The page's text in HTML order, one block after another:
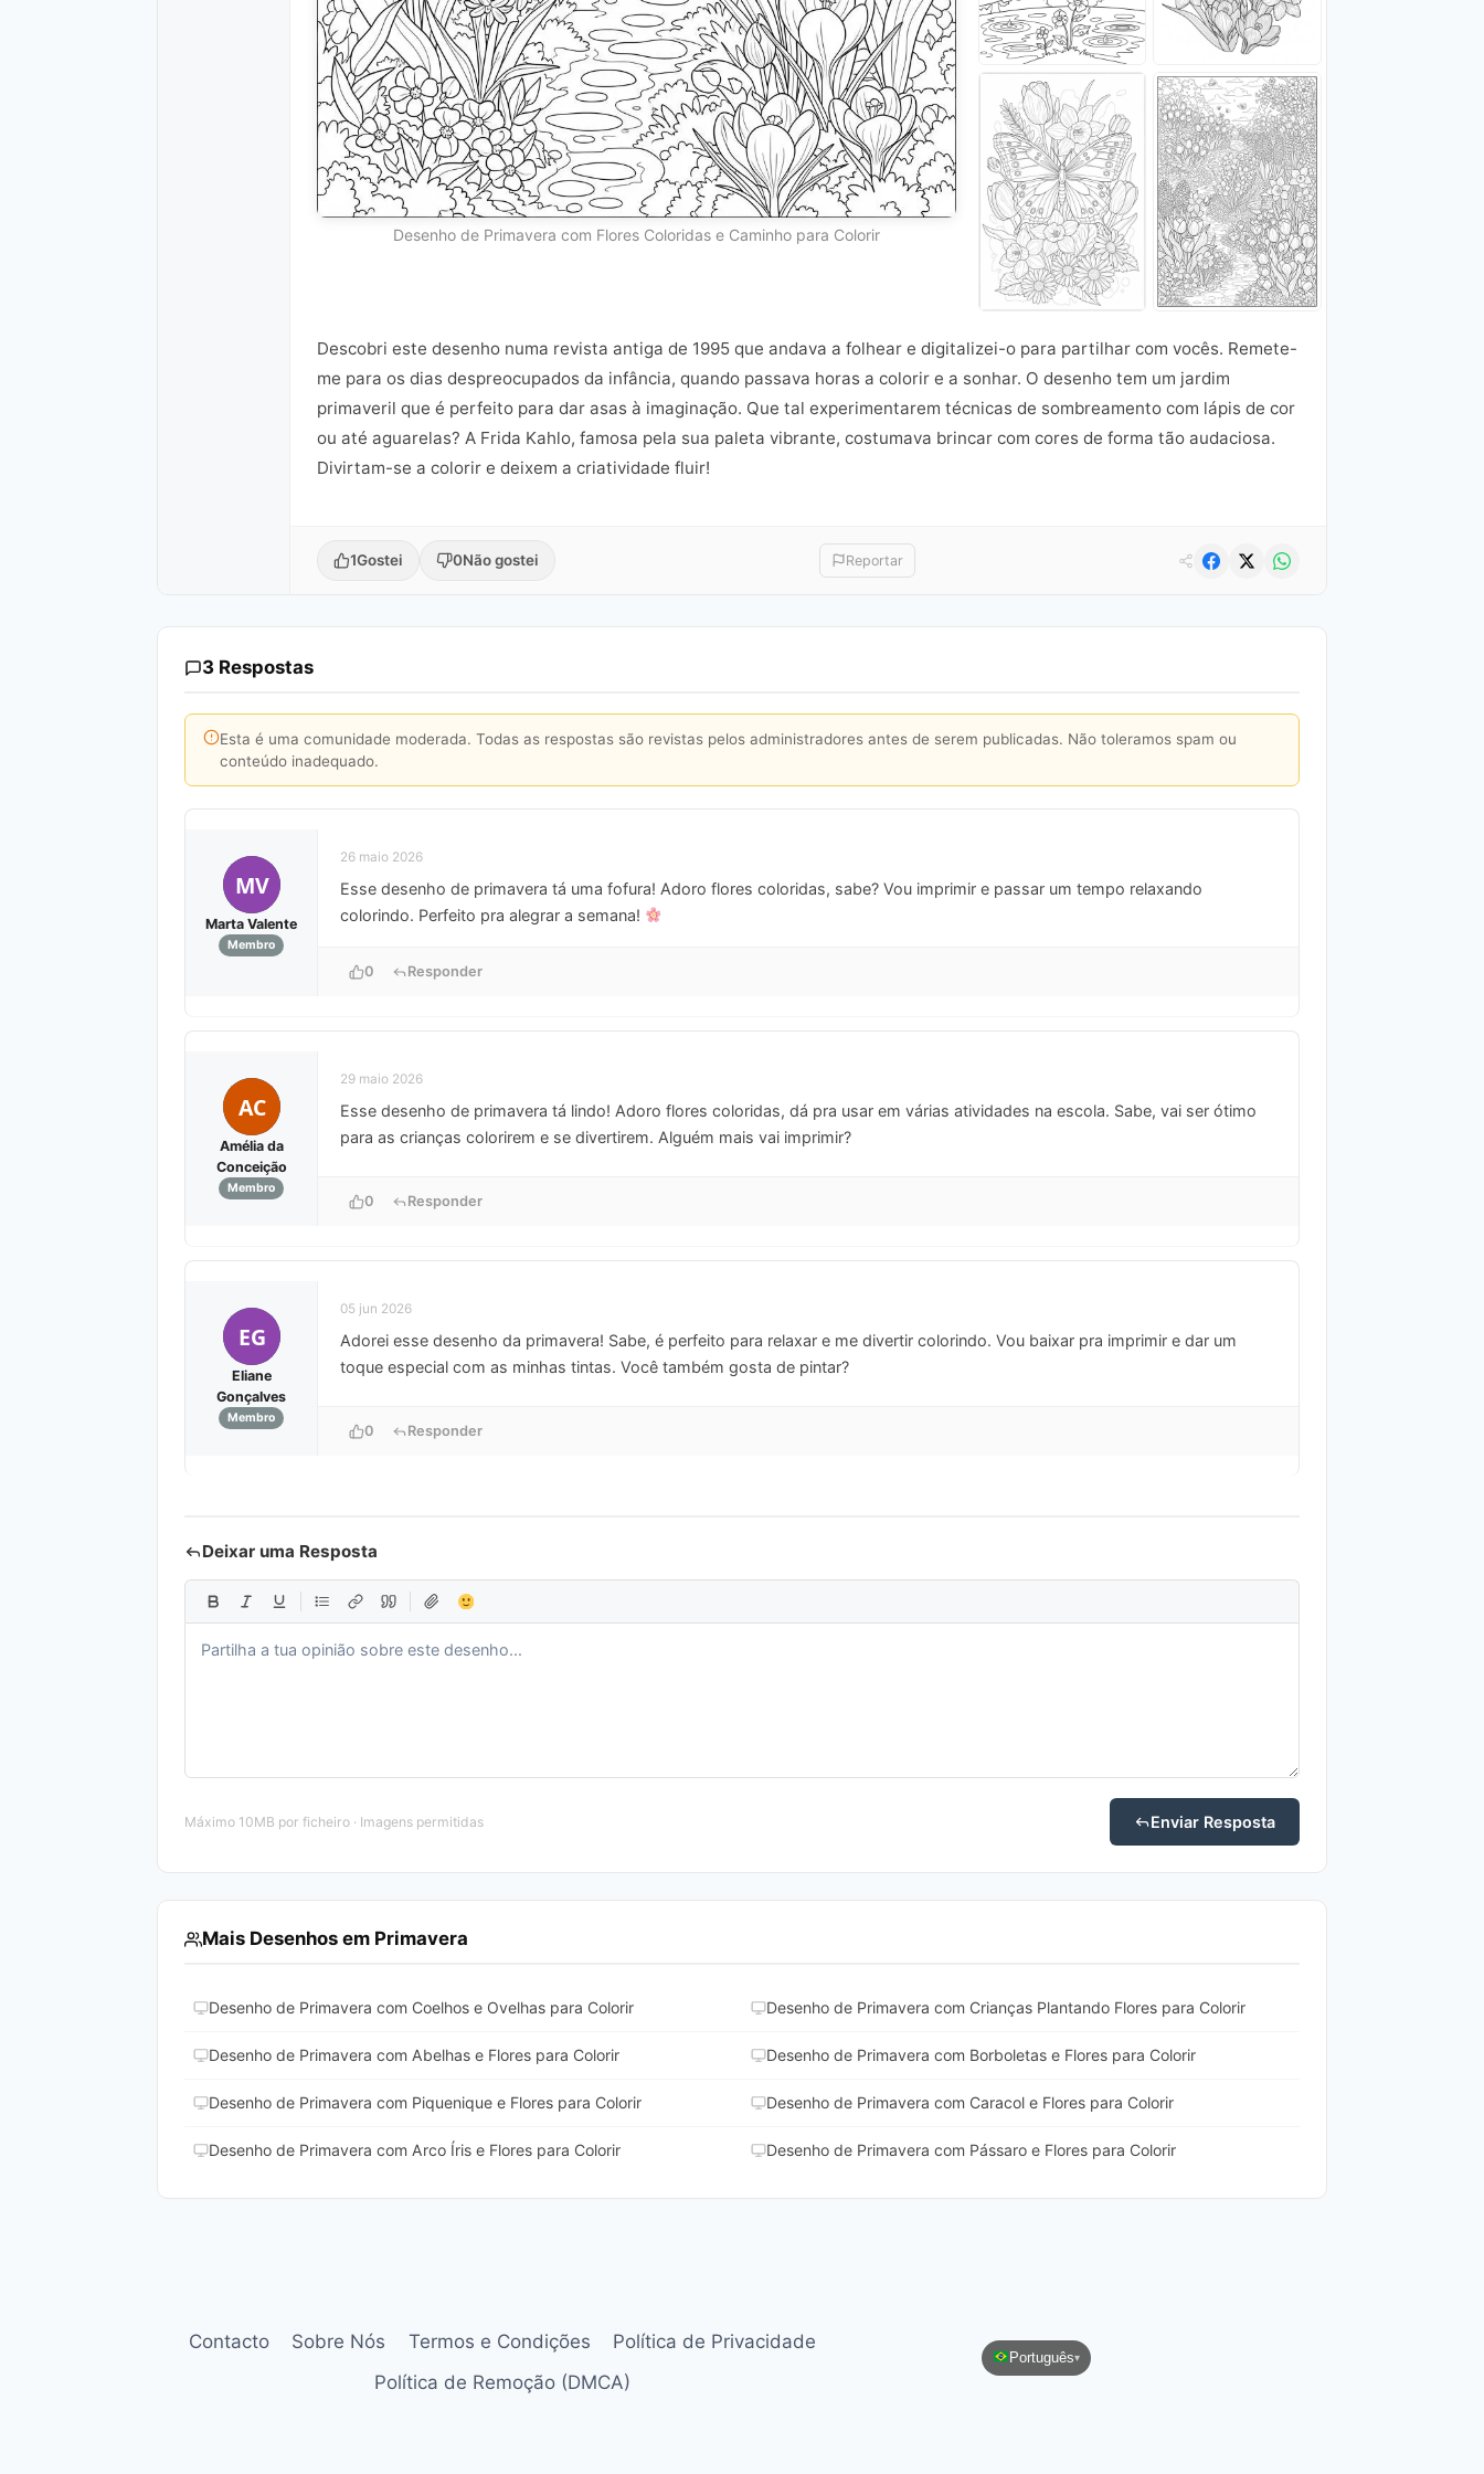
Desenho de Primavera com Flores Coloridas e Caminho para Colorir
Descobri este desenho numa revista antiga de 1995 que andava a folhear e digitalizei-o para partilhar com vocês. Remete-
me para os dias despreocupados da infância, quando passava horas a colorir e a sonhar. O desenho tem um jardim
primaveril que é perfeito para dar asas à imaginação. Que tal experimentarem técnicas de sombreamento com lápis de cor
ou até aguarelas? A Frida Kahlo, famosa pela sua paleta vibrante, costumava brincar com cores de forma tão audaciosa.
Divirtam-se a colorir e deixem a criatividade fluir!
1Gostei 0Não gostei Reportar
3 Respostas
Esta é uma comunidade moderada. Todas as respostas são revistas pelos administradores antes de serem publicadas. Não toleramos spam ou
conteúdo inadequado.
MV
Marta Valente
Membro
26 maio 2026
Esse desenho de primavera tá uma fofura! Adoro flores coloridas, sabe? Vou imprimir e passar um tempo relaxando
colorindo. Perfeito pra alegrar a semana!
0 Responder
AC
Amélia da
Conceição
Membro
29 maio 2026
Esse desenho de primavera tá lindo! Adoro flores coloridas, dá pra usar em várias atividades na escola. Sabe, vai ser ótimo
para as crianças colorirem e se divertirem. Alguém mais vai imprimir?
0 Responder
EG
Eliane
Gonçalves
Membro
05 jun 2026
Adorei esse desenho da primavera! Sabe, é perfeito para relaxar e me divertir colorindo. Vou baixar pra imprimir e dar um
toque especial com as minhas tintas. Você também gosta de pintar?
0 Responder
Deixar uma Resposta
Máximo 10MB por ficheiro · Imagens permitidas Enviar Resposta
Mais Desenhos em Primavera
Desenho de Primavera com Coelhos e Ovelhas para Colorir Desenho de Primavera com Crianças Plantando Flores para Colorir
Desenho de Primavera com Abelhas e Flores para Colorir Desenho de Primavera com Borboletas e Flores para Colorir
Desenho de Primavera com Piquenique e Flores para Colorir Desenho de Primavera com Caracol e Flores para Colorir
Desenho de Primavera com Arco Íris e Flores para Colorir Desenho de Primavera com Pássaro e Flores para Colorir
Contacto Sobre Nós Termos e Condições
Política de Privacidade
Política de Remoção (DMCA)
Português▾